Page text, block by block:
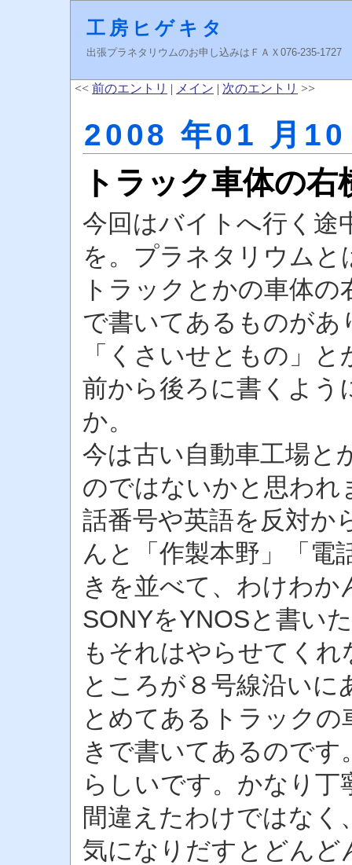
工房ヒゲキタ
出張プラネタリウムのお申し込みはＦＡＸ076-235-
<< 前のエントリ | メイン | 次のエントリ >>
2008 年01 月
トラック車体の
今回はバイトへ行く途
を。プラネタリウムと
トラックとかの車体
で書いてあるものがあ
「くさいせともの」
前から後ろに書くよう
か。
今は古い自動車工場と
のではないかと思われ
話番号や英語を反対か
んと「作製本野」「電
きを並べて、わけわ
SONYをYNOSと書い
もそれはやらせてく
ところが８号線沿いに
とめてあるトラック
きで書いてあるので
らしいです。かなり
間違えたわけではな
気になりだすとどん